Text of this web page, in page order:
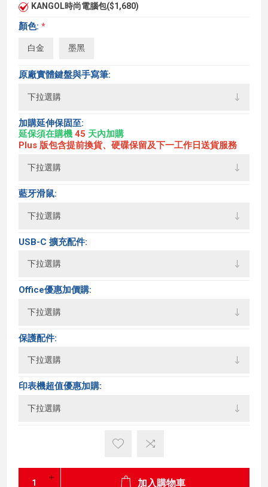
KANGOL時尚電腦包($1,680)
顏色: *
白金 墨黑
原廠實體鍵盤與手寫筆:
加購延伸保固至:
延保須在購機 45 天內加購
Plus 版包含提前換貨、硬碟保留及下一工作日送貨服務
藍牙滑鼠:
USB-C 擴充配件:
Office優惠加價購:
保護配件:
印表機超值優惠加購:
加入購物車